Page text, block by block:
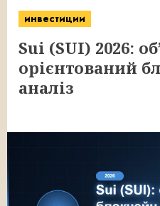
инвестиции
Sui (SUI) 2026:
орієнтований
аналіз